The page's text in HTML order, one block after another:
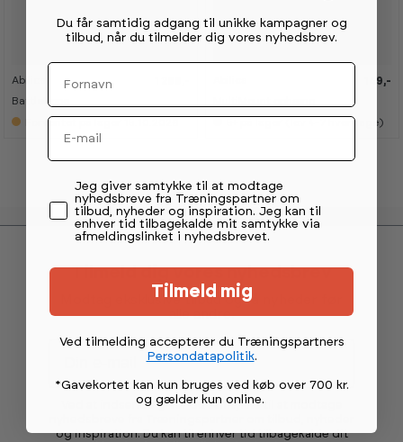
Abilica
BattleRope
Forventet på lager 15.10.2026
n
s
h
o
w
r
o
n
s
h
o
w
r
o
149,-
på lager (lev 4-7 hverdage)
Tilmeld dig vores nyhedsbrev
Modtag eksklusive tilbud og få nyheder før
alle andre.
Email
Ved at indsende giver du samtykke til at modtage
og inspiration. Du kan til enhver tid tilbagekalde dit
Du får samtidig adgang til unikke kampagner og
tilbud, når du tilmelder dig vores nyhedsbrev.
Fornavn
Email
Permission tekst
Jeg giver samtykke til at modtage
nyhedsbreve fra Træningspartner om
tilbud, nyheder og inspiration. Jeg kan til
enhver tid tilbagekalde mit samtykke via
afmeldingslinket i nyhedsbrevet.
Tilmeld mig
Ved tilmelding accepterer du Træningspartners
Persondatapolitik.
*Gavekortet kan kun bruges ved køb over 700 kr.
og gælder kun online.